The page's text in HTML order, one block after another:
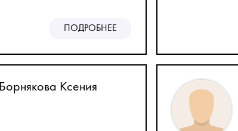
ПОДРОБНЕЕ
Борнякова Ксения